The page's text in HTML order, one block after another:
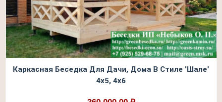
Каркасная Беседка Для Дачи, Дома В Стиле 'Шале'
4х5, 4х6